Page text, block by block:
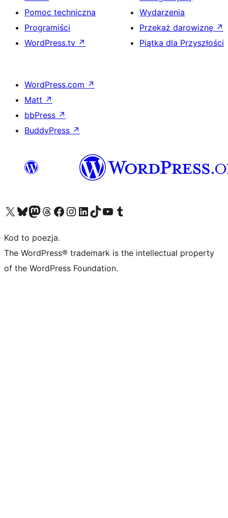
Pomoc techniczna
Programiści
WordPress.tv ↗
Wydarzenia
Przekaż darowiznę ↗
Piątka dla Przyszłości
WordPress.com ↗
Matt ↗
bbPress ↗
BuddyPress ↗
Odwiedź nasze konto X (dawniej Twitter)
Odwiedź nasze konto Bluesky
Odwiedź nasze konto na Mastodoncie
Odwiedź naszego Threadsa
Odwiedź naszego Facebooka
Odwiedź nasze konto na Instagramie
Odwiedź nasze konto na LinkedIn
Odwiedź naszego TikToka
Odwiedź nasz kanał YouTube
Odwiedź naszego Tumblra
Kod to poezja.
The WordPress® trademark is the intellectual property
of the WordPress Foundation.